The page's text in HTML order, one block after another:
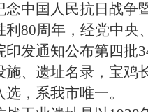
念中国人民抗日战争
利80周年，经党中央
印发通知公布第四批
施、遗址名录，宝鸡
，系我市唯一。